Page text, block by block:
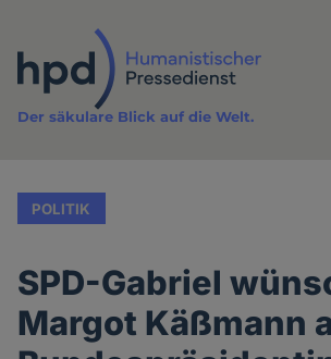
Inhalt
Der säkulare Blick auf die Welt.
POLITIK
SPD-Gabriel
Margot Käßmann